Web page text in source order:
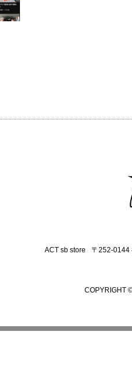
ACT sb store 〒252-0144
COPYRIGHT